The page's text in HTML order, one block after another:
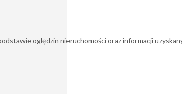
oględzin nieruchomości oraz informacji